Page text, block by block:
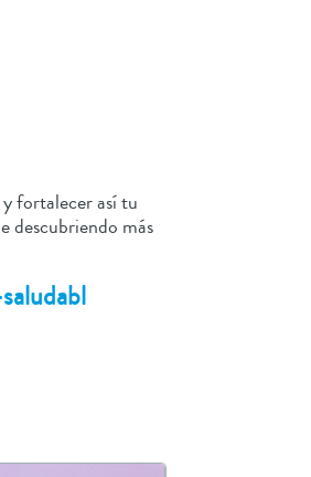
fortalecer así tu
descubriendo más